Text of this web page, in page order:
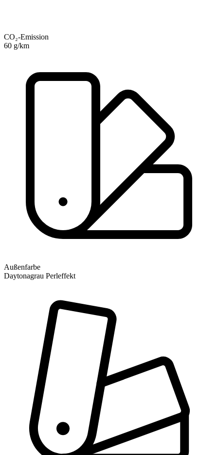
CO₂-Emission
60 g/km
Außenfarbe
Daytonagrau Perleffekt